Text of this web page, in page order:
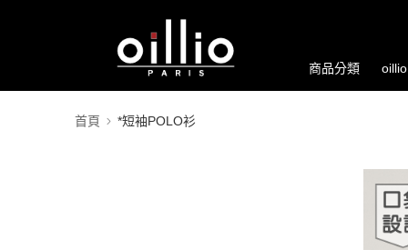
商品分類
首頁 *短袖POLO衫